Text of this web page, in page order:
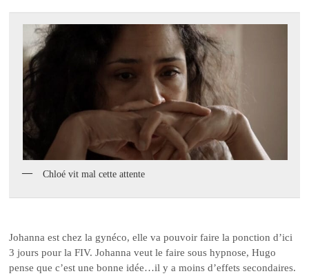
Chloé vit mal cette attente
Johanna est chez la gynéco, elle va pouvoir faire la ponction d’ici
3 jours pour la FIV. Johanna veut le faire sous hypnose, Hugo
pense que c’est une bonne idée…il y a moins d’effets secondaires.